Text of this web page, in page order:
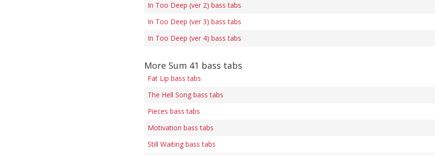
In Too Deep (ver 2) bass tabs
In Too Deep (ver 3) bass tabs
In Too Deep (ver 4) bass tabs
More Sum 41 bass tabs
Fat Lip bass tabs
The Hell Song bass tabs
Pieces bass tabs
Motivation bass tabs
Still Waiting bass tabs